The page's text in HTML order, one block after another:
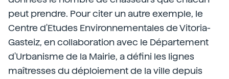
peut prendre. Pour citer un autre exemple, le
Centre d'Etudes Environnementales de Vitoria-
Gasteiz, en collaboration avec le Département
d'Urbanisme de la Mairie, a défini les lignes
maîtresses du déploiement de la ville depuis